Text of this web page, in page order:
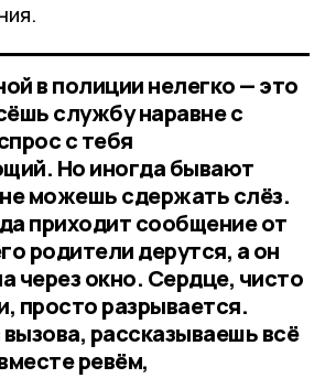
в полиции нелегко — это
службу наравне с
с тебя
Но иногда бывают
можешь сдержать слёз.
приходит сообщение от
родители дерутся, а он
через окно. Сердце, чисто
просто разрывается.
рассказываешь всё
ревём,